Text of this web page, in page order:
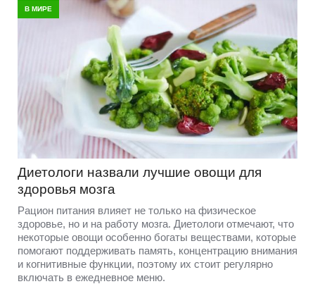
В МИРЕ
Диетологи назвали лучшие овощи для
здоровья мозга
Рацион питания влияет не только на физическое
здоровье, но и на работу мозга. Диетологи отмечают, что
некоторые овощи особенно богаты веществами, которые
помогают поддерживать память, концентрацию внимания
и когнитивные функции, поэтому их стоит регулярно
включать в ежедневное меню.